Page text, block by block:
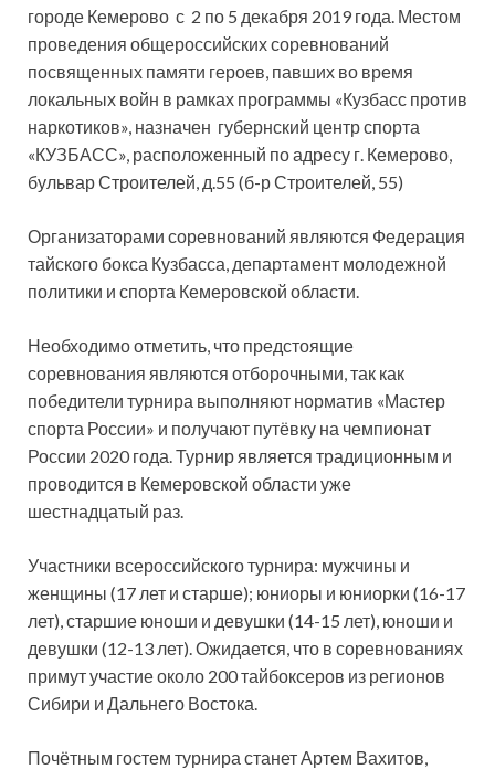
городе Кемерово с 2 по 5 декабря 2019 года. Местом
проведения общероссийских соревнований
посвященных памяти героев, павших во время
локальных войн в рамках программы «Кузбасс против
наркотиков», назначен губернский центр спорта
«КУЗБАСС», расположенный по адресу г. Кемерово,
бульвар Строителей, д.55 (б-р Строителей, 55)
Организаторами соревнований являются Федерация
тайского бокса Кузбасса, департамент молодежной
политики и спорта Кемеровской области.
Необходимо отметить, что предстоящие
соревнования являются отборочными, так как
победители турнира выполняют норматив «Мастер
спорта России» и получают путёвку на чемпионат
России 2020 года. Турнир является традиционным и
проводится в Кемеровской области уже
шестнадцатый раз.
Участники всероссийского турнира: мужчины и
женщины (17 лет и старше); юниоры и юниорки (16-17
лет), старшие юноши и девушки (14-15 лет), юноши и
девушки (12-13 лет). Ожидается, что в соревнованиях
примут участие около 200 тайбоксеров из регионов
Сибири и Дальнего Востока.
Почётным гостем турнира станет Артем Вахитов,